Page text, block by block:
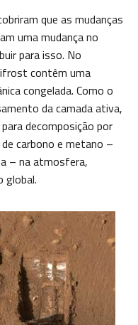
que as mudanças
uma mudança no
para isso. No
contêm uma
congelada. Como o
da camada ativa,
decomposição por
carbono e metano –
– na atmosfera,
global.